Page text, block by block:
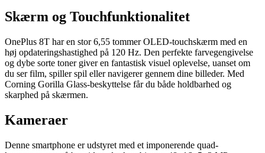
Skærm og Touchfunktionalitet
OnePlus 8T har en stor 6,55 tommer OLED-touchskærm med en
høj opdateringshastighed på 120 Hz. Den perfekte farvegengivelse
og dybe sorte toner giver en fantastisk visuel oplevelse, uanset om
du ser film, spiller spil eller navigerer gennem dine billeder. Med
Corning Gorilla Glass-beskyttelse får du både holdbarhed og
skarphed på skærmen.
Kameraer
Denne smartphone er udstyret med et imponerende quad-